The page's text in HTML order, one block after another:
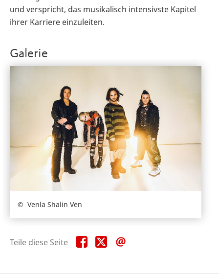
und verspricht, das musikalisch intensivste Kapitel
ihrer Karriere einzuleiten.
Galerie
Venla Shalin Ven
Teile diese Seite Teile
diese
Teile
diese